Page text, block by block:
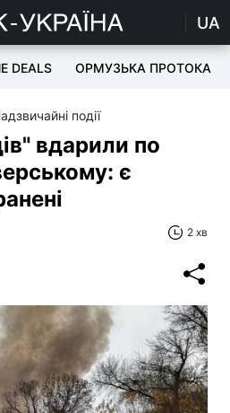
UA
DEALS ОРМУЗЬКА ПРОТОКА
події
вдарили по
є
2 хв